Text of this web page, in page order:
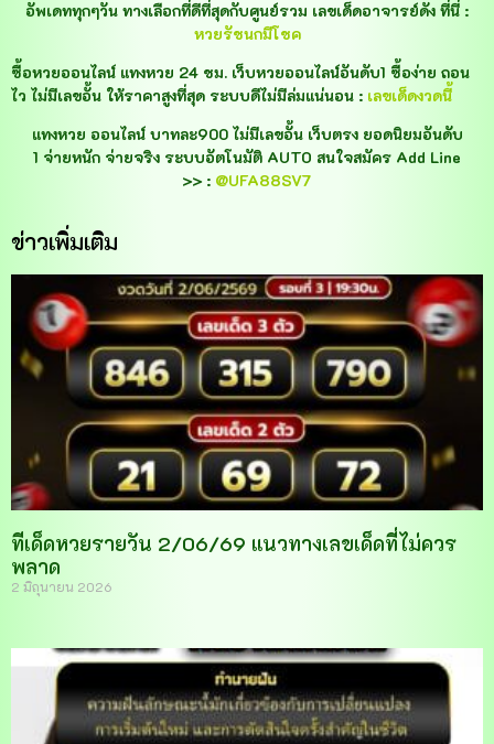
อัพเดททุกๆวัน ทางเลือกที่ดีที่สุดกับศูนย์รวม เลขเด็ดอาจารย์ดัง ที่นี่ :
หวยรัชนกมีโชค
ซื้อหวยออนไลน์ แทงหวย 24 ชม. เว็บหวยออนไลน์อันดับ1 ซื้อง่าย ถอน
ไว ไม่มีเลขอั้น ให้ราคาสูงที่สุด ระบบดีไม่มีล่มแน่นอน : เลขเด็ดงวดนี้
แทงหวย ออนไลน์ บาทละ900 ไม่มีเลขอั้น เว็บตรง ยอดนิยมอันดับ
1 จ่ายหนัก จ่ายจริง ระบบอัตโนมัติ AUTO สนใจสมัคร Add Line
>> : @UFA88SV7
ข่าวเพิ่มเติม
ทีเด็ดหวยรายวัน 2/06/69 แนวทางเลขเด็ดที่ไม่ควร
พลาด
2 มิถุนายน 2026